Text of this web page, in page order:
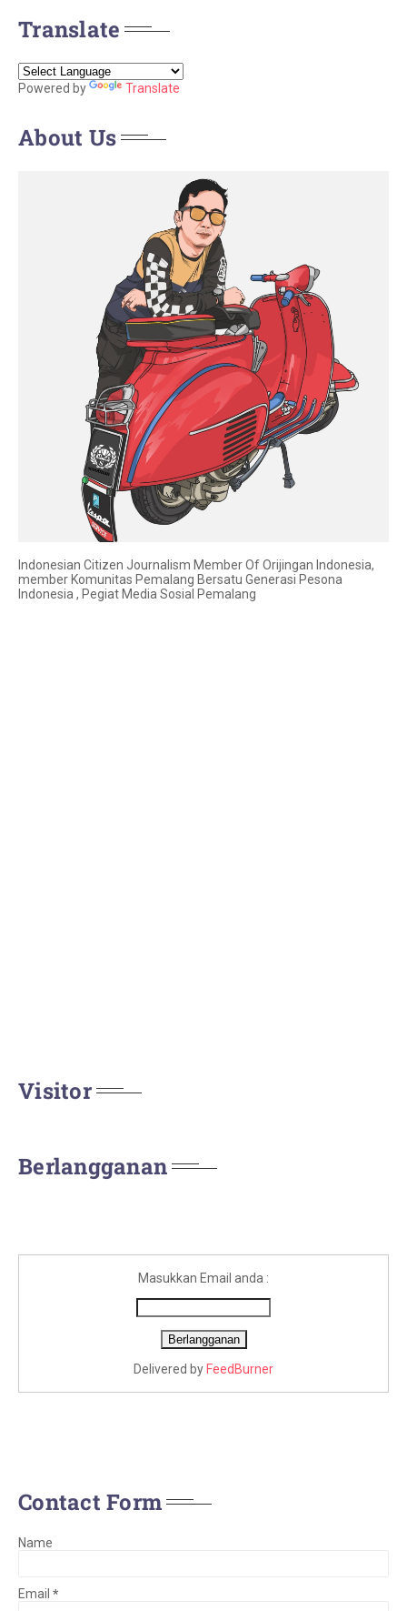
Translate
Powered by Translate
About Us
Indonesian Citizen Journalism Member Of Orijingan Indonesia,
member Komunitas Pemalang Bersatu Generasi Pesona
Indonesia , Pegiat Media Sosial Pemalang
Visitor
Berlangganan
Masukkan Email anda :
Delivered byFeedBurner
Contact Form
Name
Email *